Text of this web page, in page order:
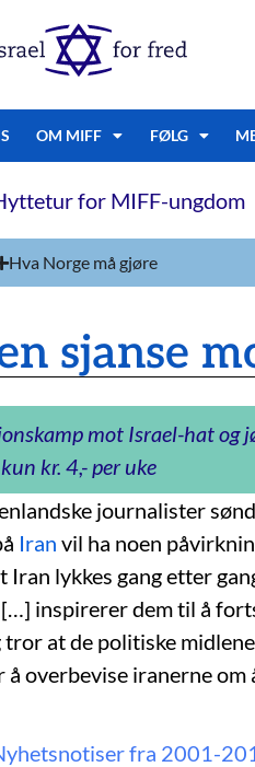
OM MIFF FØLG
for MIFF-ungdom
Hva Norge må gjøre
sjanse
mot Israel-hat
kr. 4,- per uke
journalister
Iran vil ha noen
lykkes gang etter
inspirerer dem til å
tror at de politiske
overbevise iranerne
fra 2001-